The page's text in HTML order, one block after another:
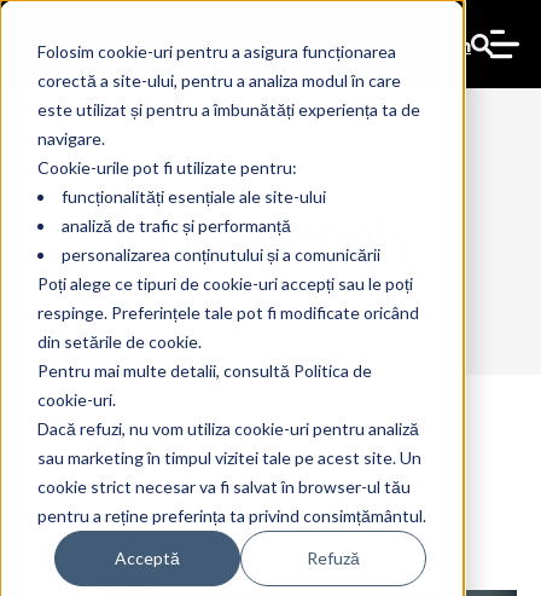
Folosim cookie-uri pentru a asigura funcționarea
corectă a site-ului, pentru a analiza modul în care
este utilizat și pentru a îmbunătăți experiența ta de
navigare.
Cookie-urile pot fi utilizate pentru:
funcționalități esențiale ale site-ului
analiză de trafic și performanță
personalizarea conținutului și a comunicării
Poți alege ce tipuri de cookie-uri accepți sau le poți
respinge. Preferințele tale pot fi modificate oricând
din setările de cookie.
Pentru mai multe detalii, consultă Politica de
cookie-uri.
Dacă refuzi, nu vom utiliza cookie-uri pentru analiză
sau marketing în timpul vizitei tale pe acest site. Un
cookie strict necesar va fi salvat în browser-ul tău
pentru a reține preferința ta privind consimțământul.
Acceptă Refuză
En
EcoFriendly
TEC Value for Printers: an
essential factor for energy
efficiency
21 Aug 2024The Ant